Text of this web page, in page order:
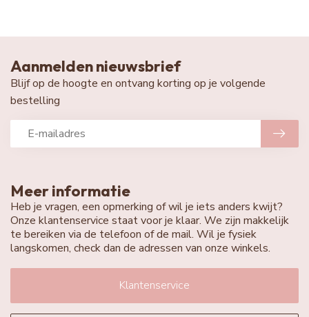
Meer informatie
Heb je vragen, een opmerking of wil je iets anders kwijt?
Onze klantenservice staat voor je klaar. We zijn makkelijk
te bereiken via de telefoon of de mail. Wil je fysiek
langskomen, check dan de adressen van onze winkels.
Klantenservice
Aanmelden nieuwsbrief
Blijf op de hoogte en ontvang korting op je volgende
bestelling